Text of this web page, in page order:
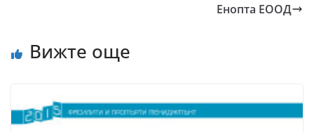
Енопта ЕООД
Вижте още